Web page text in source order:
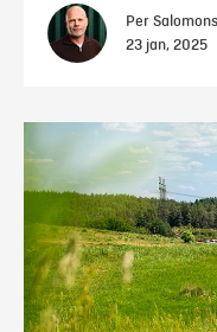
Per
23 jan, 2025